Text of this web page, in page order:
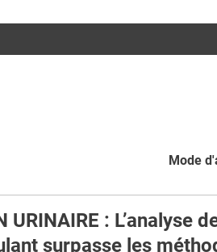
Mode
URINAIRE : L’analyse
surpasse les